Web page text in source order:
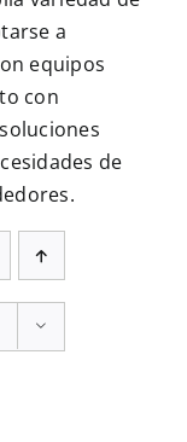
a
equipos
con
de